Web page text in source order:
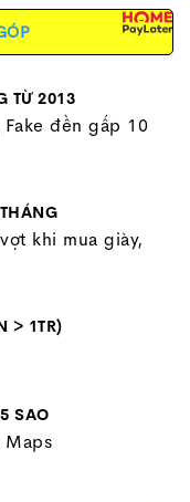
TỪ 2013
đền gấp 10
khi mua giày,
> 1TR)
SAO